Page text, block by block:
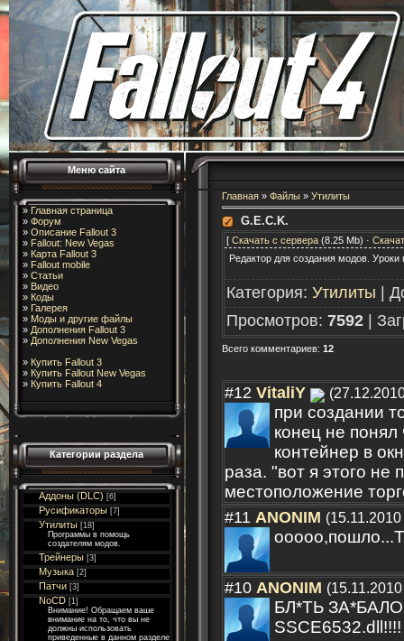
Меню сайта
» Главная страница
» Форум
» Описание Fallout 3
» Fallout: New Vegas
» Карта Fallout 3
» Fallout mobile
» Статьи
» Видео
» Коды
» Галерея
» Моды и другие файлы
» Дополнения Fallout 3
» Дополнения New Vegas
» Купить Fallout 3
» Купить Fallout New Vegas
» Купить Fallout 4
Категории раздела
Аддоны (DLC) [6]
Русификаторы [7]
Утилиты [18]
Программы в помощь
создателям модов.
Трейнеры [3]
Музыка [2]
Патчи [3]
NoCD [1]
Внимание! Обращаем ваше
внимание на то, что вы не
должны использовать
приведенные в данном разделе
Главная » Файлы » Утилиты
G.E.C.K.
[ Скачать с сервера (8.25 Mb) ·
Редактор для создания модов.
Категория: Утилиты |
Просмотров: 7592 |
Всего комментариев: 12
#12 VitaliY
при создании
конец не понял
контейнер в
раза. "вот я этого не
местоположение
#11 ANONIM
#10 ANONIM
БЛ*ТЬ
SSCE6532.dll!!!!